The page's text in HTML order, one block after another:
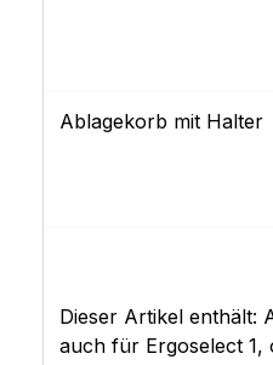
Ablagekorb mit Halter
Dieser Artikel enthält:
auch für Ergoselect 1,